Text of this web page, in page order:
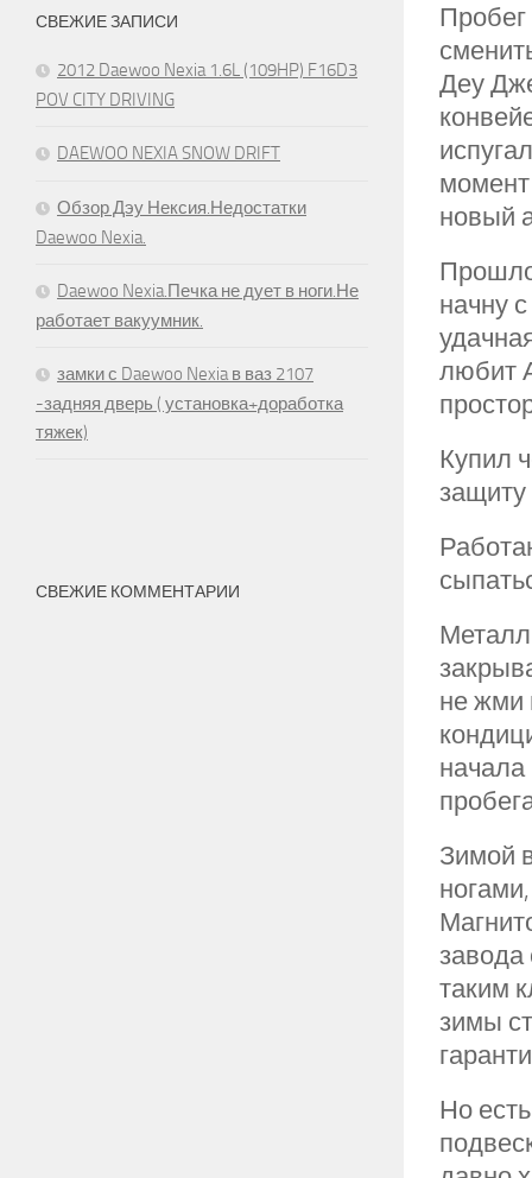
Пробег
Деу
новый
начну
любит
Купил
Металл
не жми
начала
Зимой
завода
таким
зимы
Но
СВЕЖИЕ ЗАПИСИ
2012 Daewoo Nexia 1.6L (109HP) F16D3
POV CITY DRIVING
DAEWOO NEXIA SNOW DRIFT
Обзор Дэу Нексия.Недостатки
Daewoo Nexia.
Daewoo Nexia.Печка не дует в ноги.Не
работает вакуумник.
замки с Daewoo Nexia в ваз 2107
-задняя дверь ( установка+доработка
тяжек)
СВЕЖИЕ КОММЕНТАРИИ